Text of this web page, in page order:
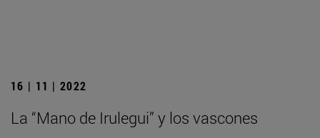
16 | 11 | 2022
La “Mano de Irulegui” y los vascones